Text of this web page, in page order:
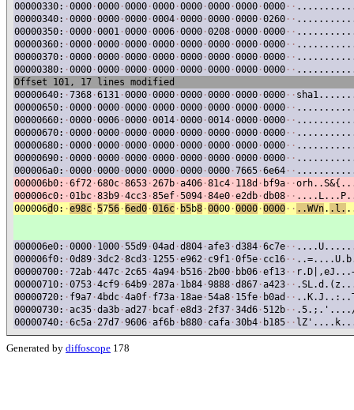
00000330: ·0000 ·0000 ·0000 ·0000 ·0000 ·0000 ·0000 ·0000 · ·
00000340: ·0000 ·0000 ·0000 ·0004 ·0000 ·0000 ·0000 ·0260 · ·
00000350: ·0000 ·0001 ·0000 ·0006 ·0000 ·0208 ·0000 ·0000 · ·
00000360: ·0000 ·0000 ·0000 ·0000 ·0000 ·0000 ·0000 ·0000 · ·
00000370: ·0000 ·0000 ·0000 ·0000 ·0000 ·0000 ·0000 ·0000 · ·
00000380: ·0000 ·0000 ·0000 ·0000 ·0000 ·0000 ·0000 ·0000 · ·
Offset 101, 17 lines modified
00000640: ·7368 ·6131 ·0000 ·0000 ·0000 ·0000 ·0000 ·0000 · ·
00000650: ·0000 ·0000 ·0000 ·0000 ·0000 ·0000 ·0000 ·0000 · ·
00000660: ·0000 ·0006 ·0000 ·0014 ·0000 ·0014 ·0000 ·0000 · ·
00000670: ·0000 ·0000 ·0000 ·0000 ·0000 ·0000 ·0000 ·0000 · ·
00000680: ·0000 ·0000 ·0000 ·0000 ·0000 ·0000 ·0000 ·0000 · ·
00000690: ·0000 ·0000 ·0000 ·0000 ·0000 ·0000 ·0000 ·0000 · ·
000006a0: ·0000 ·0000 ·0000 ·0000 ·0000 ·0000 ·7665 ·6e64 · ·
000006b0: ·6f72 ·680c ·8653 ·267b ·a406 ·81c4 · 118d · bf9a · ·
000006c0: ·01bc ·83b9 ·4cc3 ·85ef ·5094 ·84e0 ·e2db ·db08 · ·
000006d0: ·e98c ·5756 ·6ed0 ·016c · b5b8 ·0000 ·0000 ·0000 · · ..WVn. .l.
000006e0: ·0000 · 1000 ·55d9 ·04ad ·d804 ·afe3 ·d384 ·6c7e · ·
000006f0: ·0d89 ·3dc2 ·8cd3 · 1255 ·e962 · c9f1 ·0f5e · cc16 · ·
00000700: ·72ab ·447c ·2c65 ·4a94 · b516 ·2b00 · bb06 ·ef13 · ·
00000710: ·0753 ·4cf9 ·64b9 ·287a · 1b84 ·9888 ·d867 ·a423 · ·
00000720: · f9a7 ·4bdc ·4a0f · f73a · 18ae ·54a8 · 15fe · b0ad · ·
00000730: ·ac35 ·da3b ·ad27 · bcaf ·e8d3 ·2f37 ·34d6 ·512b · · .5.;.'..../
00000740: ·6c5a ·27d7 ·9606 ·af6b · b880 · cafa ·30b4 · b185 · ·
Generated by diffoscope 178